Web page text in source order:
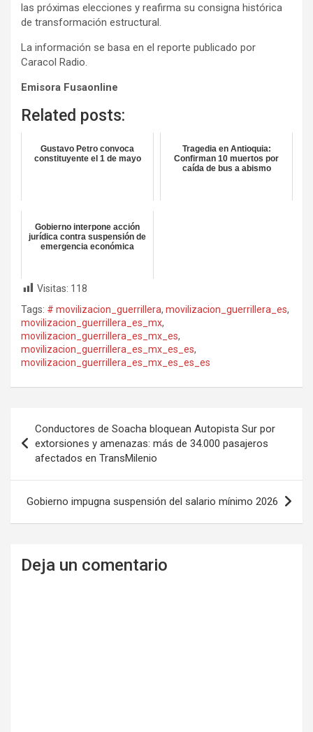
las próximas elecciones y reafirma su consigna histórica
de transformación estructural.
La información se basa en el reporte publicado por
Caracol Radio.
Emisora Fusaonline
Related posts:
Gustavo Petro convoca
constituyente el 1 de mayo
Tragedia en Antioquia:
Confirman 10 muertos por
caída de bus a abismo
Gobierno interpone acción
jurídica contra suspensión de
emergencia económica
Visitas: 118
Tags: # movilizacion_guerrillera, movilizacion_guerrillera_es,
movilizacion_guerrillera_es_mx,
movilizacion_guerrillera_es_mx_es,
movilizacion_guerrillera_es_mx_es_es,
movilizacion_guerrillera_es_mx_es_es_es
de
entradas
Conductores de Soacha bloquean Autopista Sur por
extorsiones y amenazas: más de 34.000 pasajeros
afectados en TransMilenio
Gobierno impugna suspensión del salario mínimo 2026
Deja un comentario